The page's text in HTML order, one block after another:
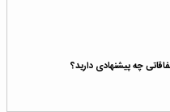
چه پیشنهادی دارید؟